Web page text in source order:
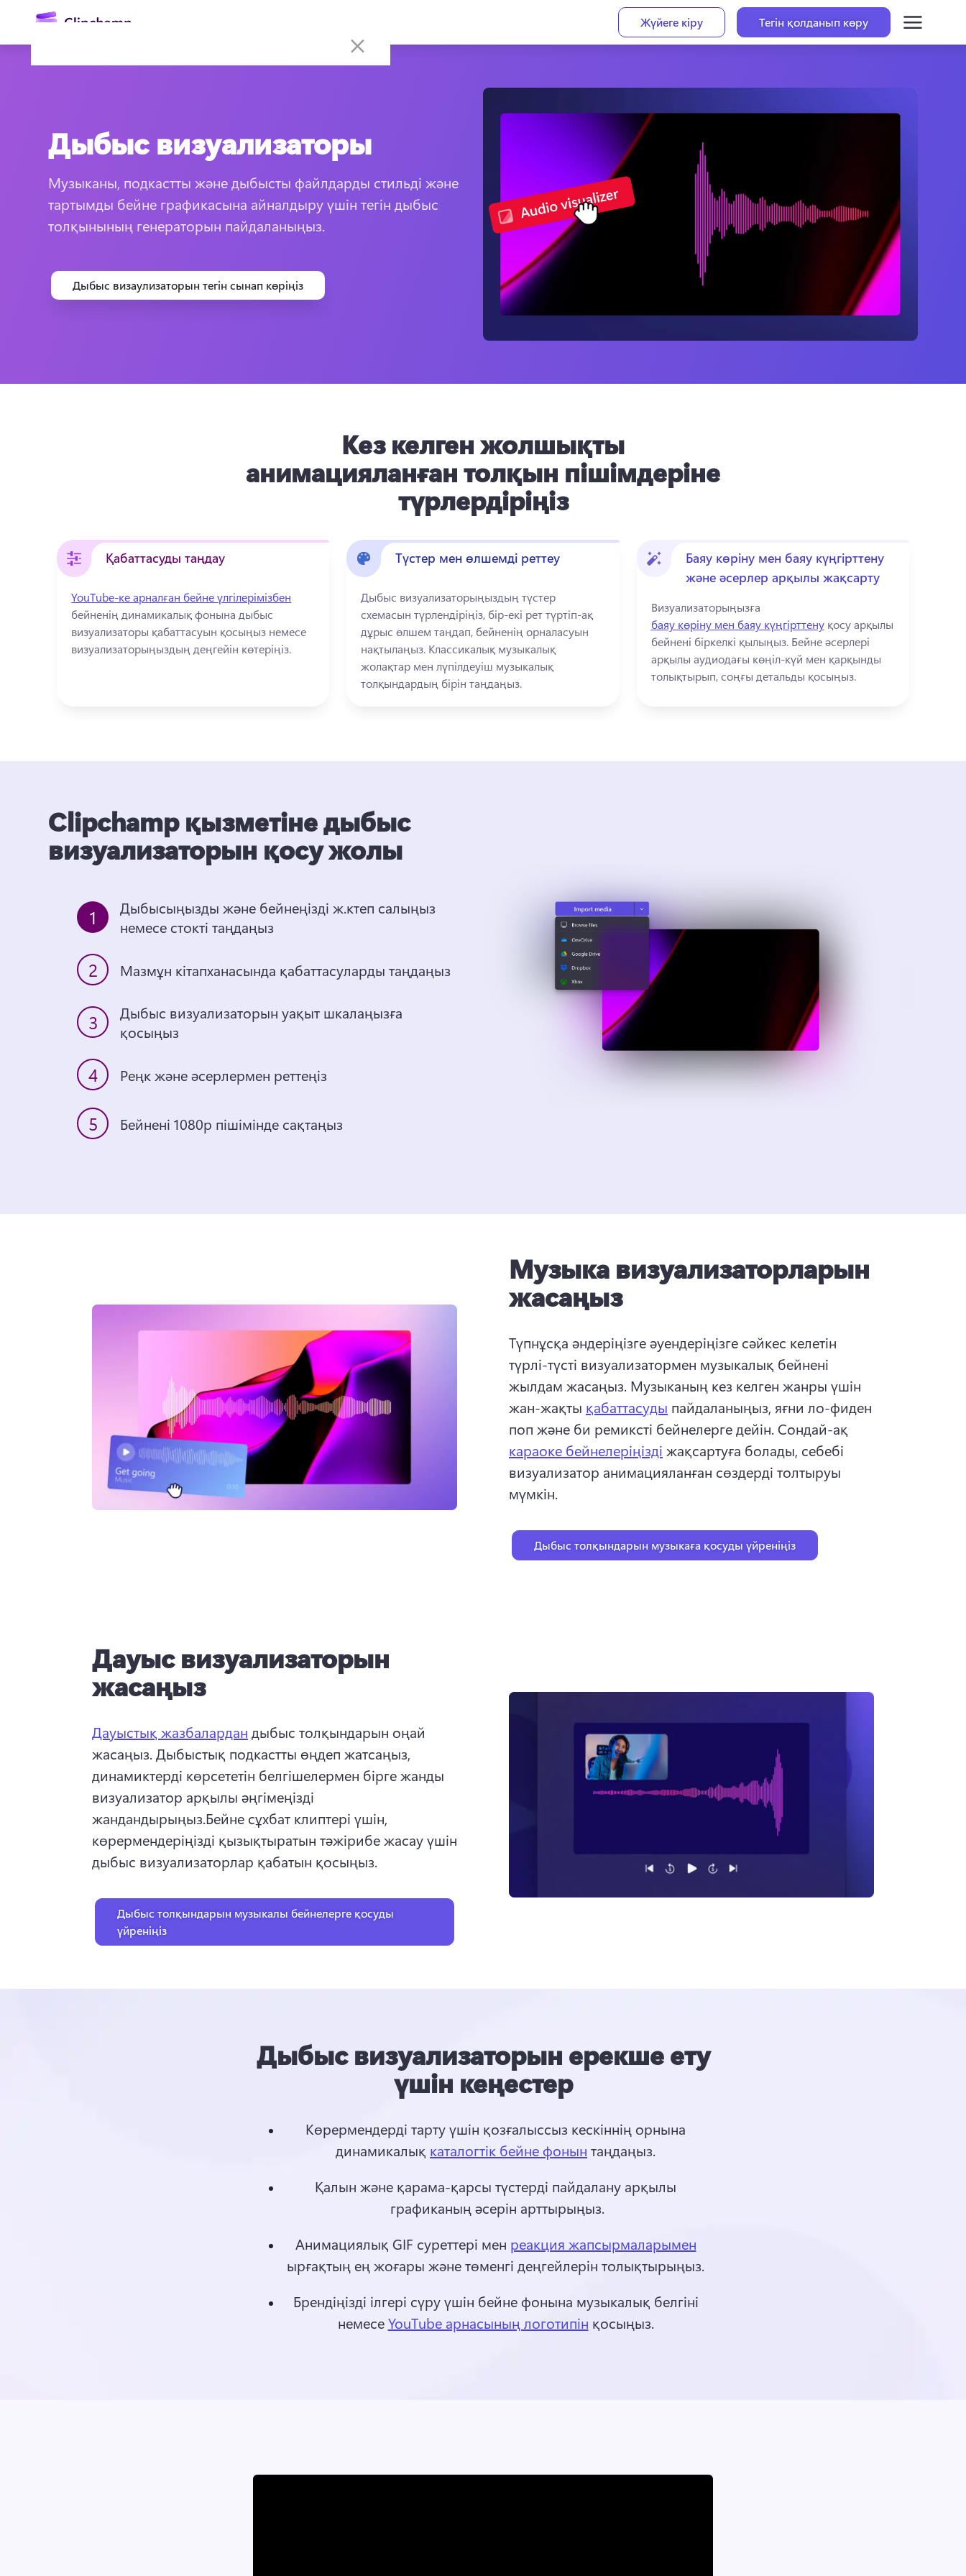
Жүйеге кіру
Тегін қолданып көру
Жүйеге кіру
Дыбыс визуализаторы
Музыканы, подкастты және дыбысты файлдарды стильді және
тартымды бейне графикасына айналдыру үшін тегін дыбыс
толқынының генераторын пайдаланыңыз.
Дыбыс визаулизаторын тегін сынап көріңіз
Кез келген жолшықты
анимацияланған толқын пішімдеріне
түрлердіріңіз
Қабаттасуды таңдау
YouTube-ке арналған бейне үлгілерімізбен
бейненің динамикалық фонына дыбыс
визуализаторы қабаттасуын қосыңыз немесе
визуализаторыңыздың деңгейін көтеріңіз.
Түстер мен өлшемді реттеу
Дыбыс визуализаторыңыздың түстер
схемасын түрлендіріңіз, бір-екі рет түртіп-ақ
дұрыс өлшем таңдап, бейненің орналасуын
нақтылаңыз. Классикалық музыкалық
жолақтар мен лүпілдеуіш музыкалық
толқындардың бірін таңдаңыз.
Баяу көріну мен баяу күңгірттену
және әсерлер арқылы жақсарту
Визуализаторыңызға
баяу көріну мен баяу күңгірттену қосу арқылы
бейнені біркелкі қылыңыз. Бейне әсерлері
арқылы аудиодағы көңіл-күй мен қарқынды
толықтырып, соңғы детальды қосыңыз.
Clipchamp қызметіне дыбыс
визуализаторын қосу жолы
1
Дыбысыңызды және бейнеңізді ж.ктеп салыңыз
немесе стокті таңдаңыз
2 Мазмұн кітапханасында қабаттасуларды таңдаңыз
3
Дыбыс визуализаторын уақыт шкалаңызға
4
5
Музыка визуализаторларын
жасаңыз
Түпнұсқа әндеріңізге әуендеріңізге сәйкес келетін
түрлі-түсті визуализатормен музыкалық бейнені
жылдам жасаңыз. Музыканың кез келген жанры үшін
жан-жақты қабаттасуды пайдаланыңыз, яғни ло-фиден
поп және би ремиксті бейнелерге дейін. Сондай-ақ
караоке бейнелеріңізді жақсартуға болады, себебі
визуализатор анимацияланған сөздерді толтыруы
мүмкін.
Дыбыс толқындарын музыкаға қосуды үйреніңіз
Дауыс визуализаторын
жасаңыз
Дауыстық жазбалардан дыбыс толқындарын оңай
жасаңыз. Дыбыстық подкастты өңдеп жатсаңыз,
динамиктерді көрсететін белгішелермен бірге жанды
визуализатор арқылы әңгімеңізді
жандандырыңыз.Бейне сұхбат клиптері үшін,
көрермендеріңізді қызықтыратын тәжірибе жасау үшін
дыбыс визуализаторлар қабатын қосыңыз.
Дыбыс толқындарын музыкалы бейнелерге қосуды
үйреніңіз
Дыбыс визуализаторын ерекше ету
үшін кеңестер
Көрермендерді тарту үшін қозғалыссыз кескіннің орнына
динамикалық каталогтік бейне фонын таңдаңыз.
Қалын және қарама-қарсы түстерді пайдалану арқылы
графиканың әсерін арттырыңыз.
Анимациялық GIF суреттері мен реакция жапсырмаларымен
ырғақтың ең жоғары және төменгі деңгейлерін толықтырыңыз.
Брендіңізді ілгері сүру үшін бейне фонына музыкалық белгіні
немесе YouTube арнасының логотипін қосыңыз.